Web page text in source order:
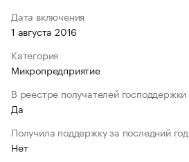
Дата включения
1 августа 2016
Категория
Микропредприятие
В реестре получателей господдержки
Да
Получила поддержку за последний год
Нет